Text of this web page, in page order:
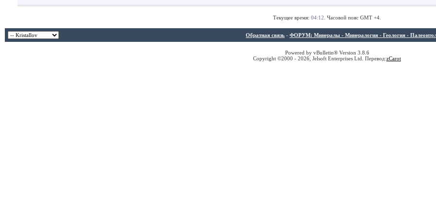
Текущее время: 04:12 . Часовой пояс GMT +4.
Обратная связь - ФОРУМ: Минералы - Минералогия - Геология -
Powered by vBulletin® Version 3.8.6
Copyright ©2000 - 2026, Jelsoft Enterprises Ltd. Перевод:zCarot